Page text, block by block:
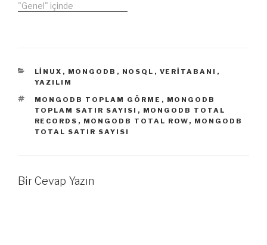
Nasipse 4. seriyi de
tabloya aktaracağız.
Arayüz kullanırken bu
yaparak sonuca hızlıca
ulaşabiliriz…
"Genel" içinde
KATEGORILER
LINUX , MONGODB , NOSQL , VERITABANI ,
YAZILIM
ETIKETLER
MONGODB TOPLAM GÖRME , MONGODB
TOPLAM SATIR SAYISI , MONGODB TOTAL
RECORDS , MONGODB TOTAL ROW , MONGODB
TOTAL SATIR SAYISI
Bir Cevap Yazın